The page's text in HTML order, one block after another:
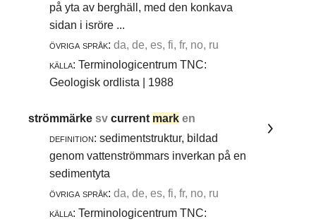
på yta av berghäll, med den konkava
sidan i isröre ...
övriga språk: da, de, es, fi, fr, no, ru
källa: Terminologicentrum TNC:
Geologisk ordlista | 1988
strömmärkesvcurrent mark en
definition: sedimentstruktur, bildad
genom vattenströmmars inverkan på en
sedimentyta
övriga språk: da, de, es, fi, fr, no, ru
källa: Terminologicentrum TNC: